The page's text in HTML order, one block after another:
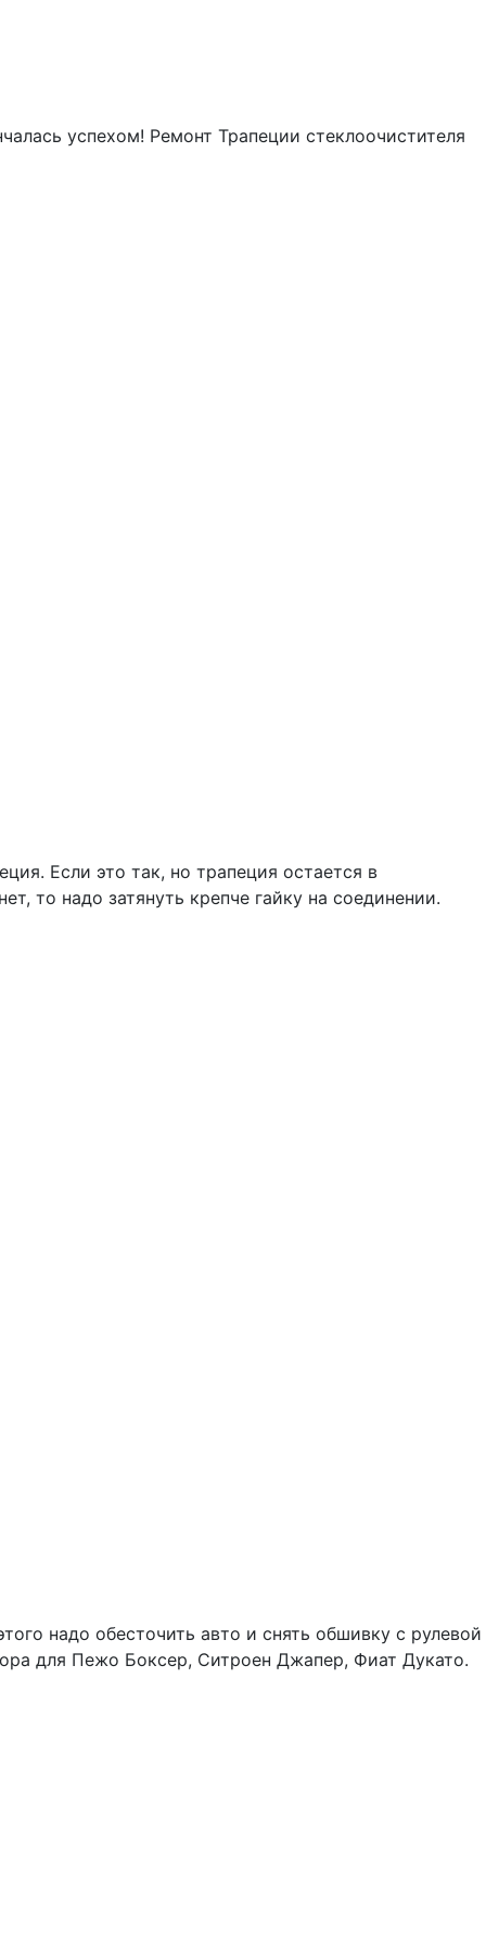
успехом! Ремонт Трапеции стеклоочистителя
Если это так, но трапеция остается в
то надо затянуть крепче гайку на соединении.
надо обесточить авто и снять обшивку с рулевой
для Пежо Боксер, Ситроен Джапер, Фиат Дукато.